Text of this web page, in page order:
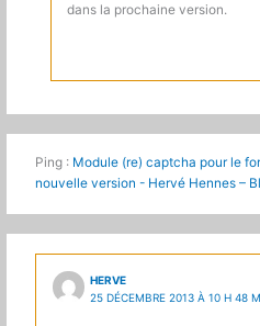
dans la prochaine version.
Ping : Module (re) captcha pour le
nouvelle version - Hervé Hennes –
HERVE
25 DÉCEMBRE 2013 À 10 H 48